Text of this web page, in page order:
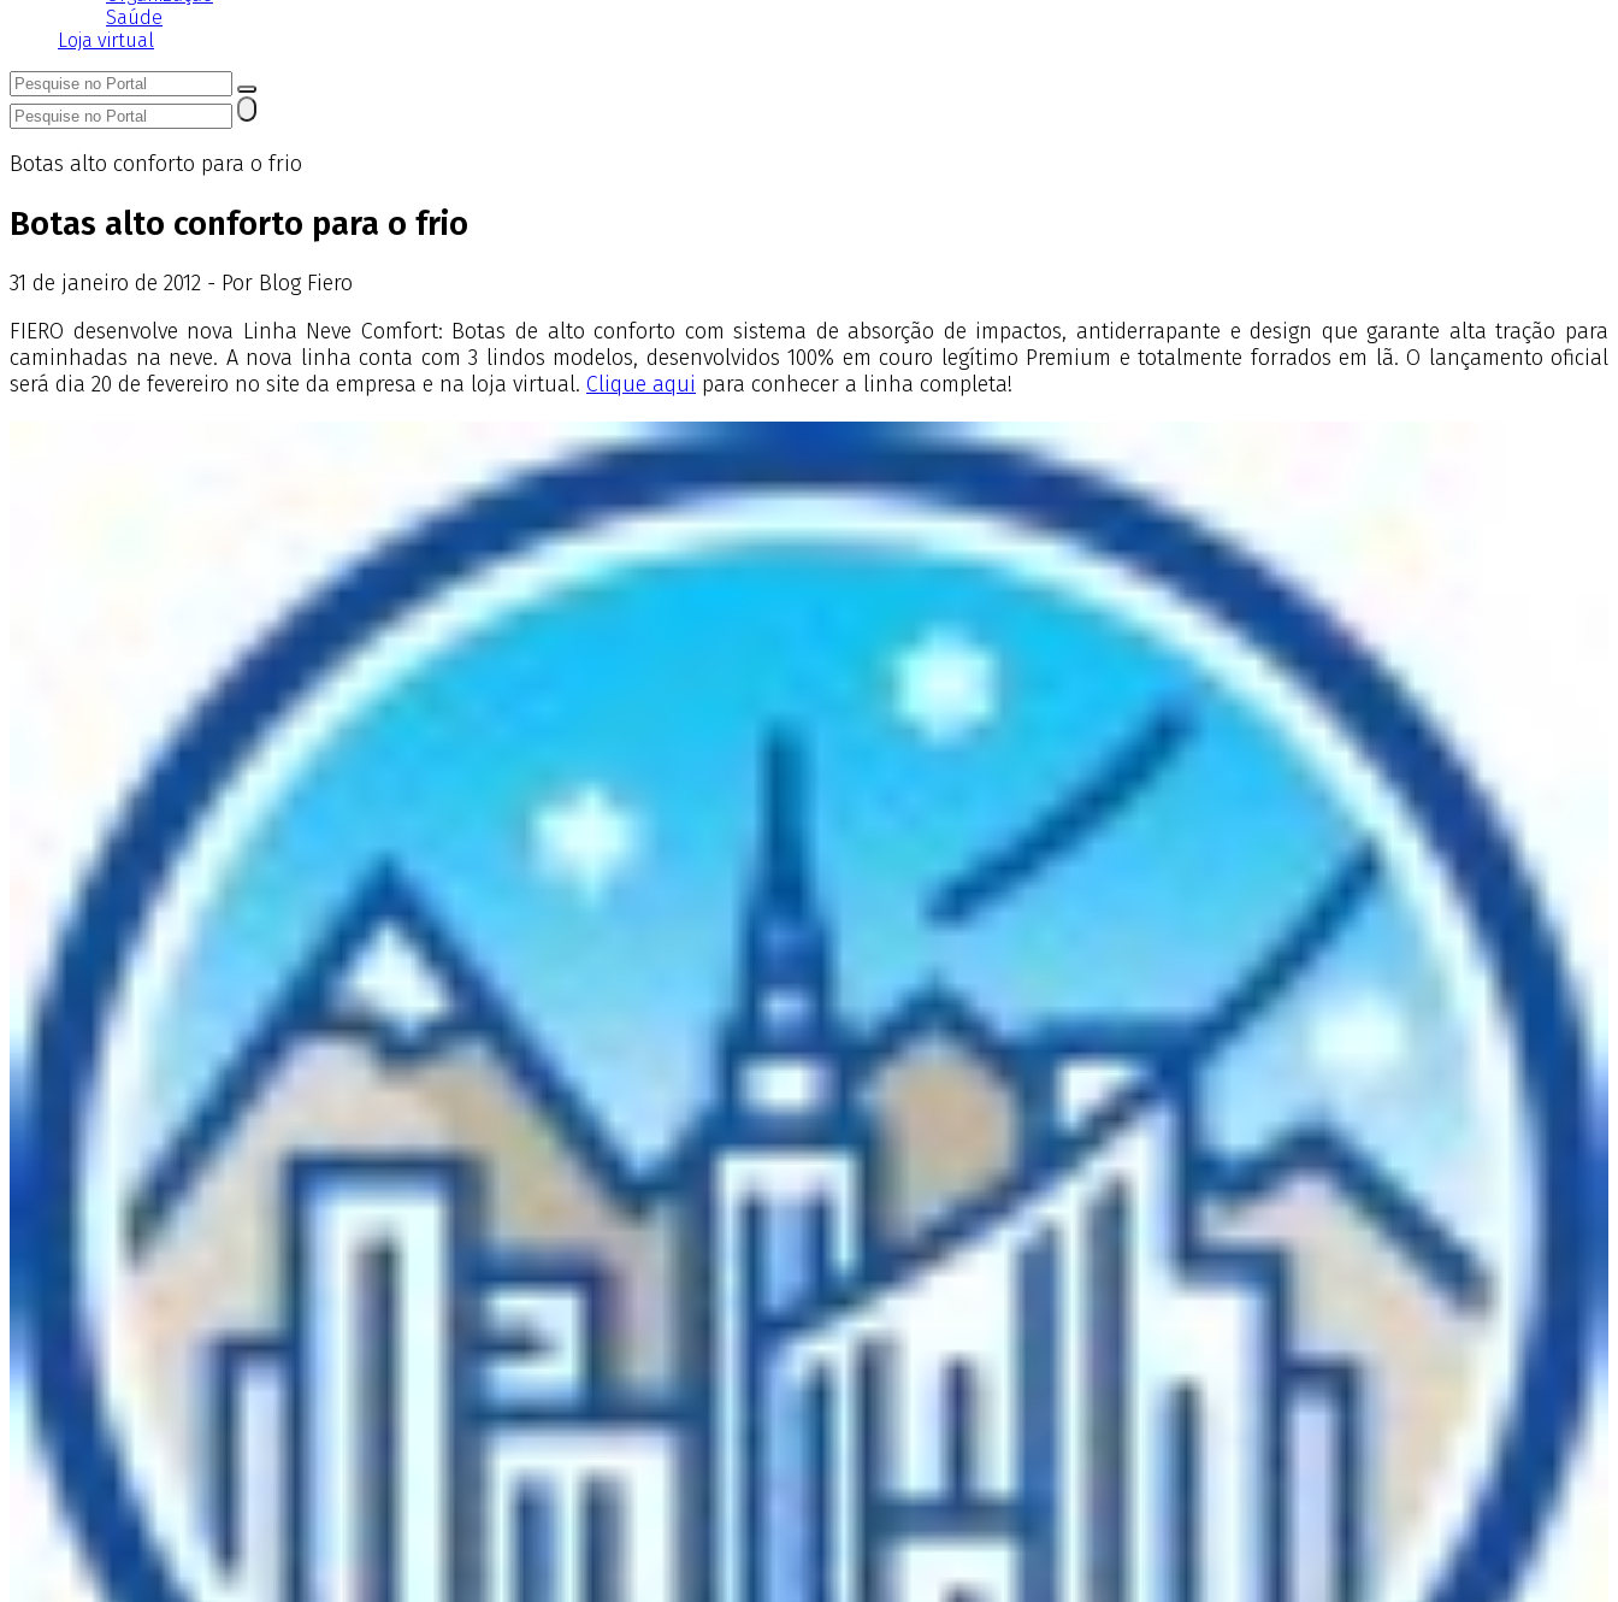
Saúde
Loja virtual
Botas alto conforto para o frio
Botas alto conforto para o frio
31 de janeiro de 2012 - Por Blog Fiero
FIERO desenvolve nova Linha Neve Comfort: Botas de alto conforto com sistema de absorção de impactos, antiderrapante e design que garante alta tração para
caminhadas na neve. A nova linha conta com 3 lindos modelos, desenvolvidos 100% em couro legítimo Premium e totalmente forrados em lã. O lançamento oficial
será dia 20 de fevereiro no site da empresa e na loja virtual. Clique aqui para conhecer a linha completa!